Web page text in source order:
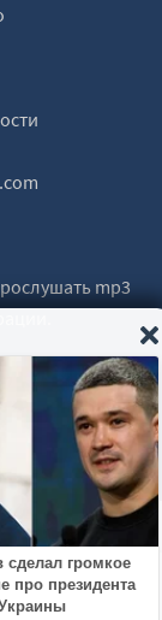
mp3
защищены.